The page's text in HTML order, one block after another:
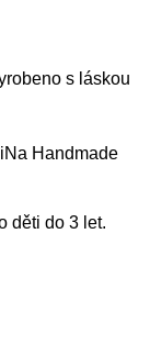
s láskou
Handmade
děti do 3 let.